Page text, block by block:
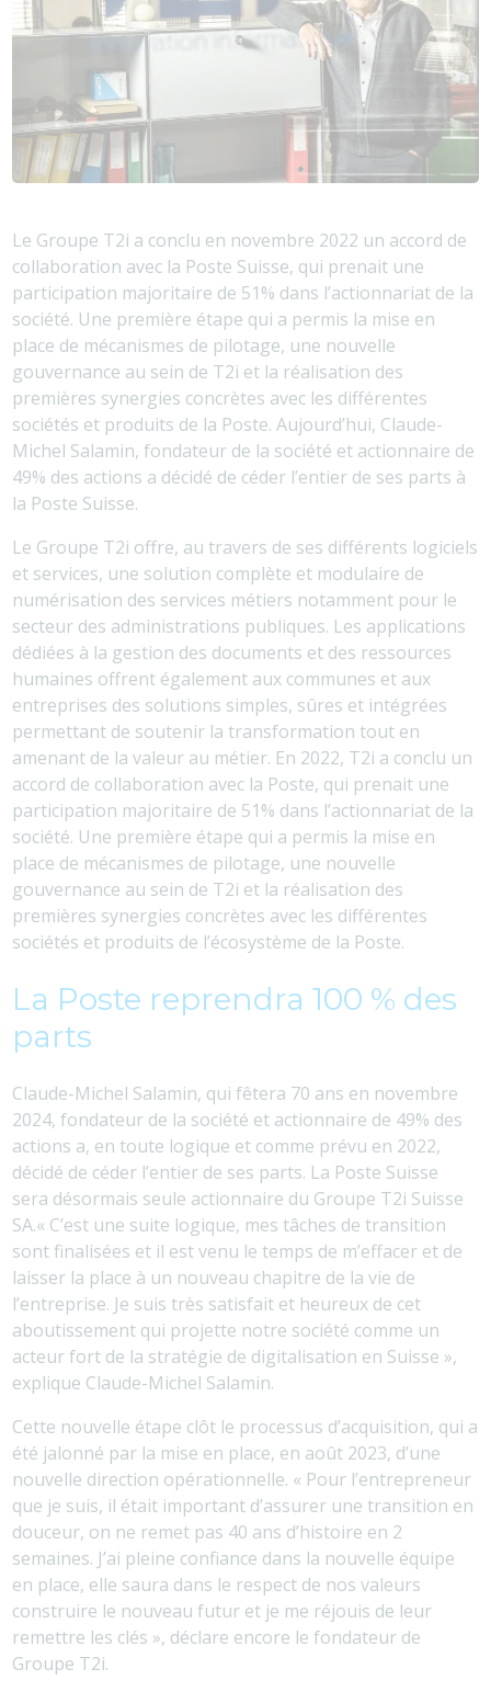
Le Groupe T2i a conclu en novembre 2022 un accord de
collaboration avec la Poste Suisse, qui prenait une
participation majoritaire de 51% dans l’actionnariat de la
société. Une première étape qui a permis la mise en
place de mécanismes de pilotage, une nouvelle
gouvernance au sein de T2i et la réalisation des
premières synergies concrètes avec les différentes
sociétés et produits de la Poste. Aujourd’hui, Claude-
Michel Salamin, fondateur de la société et actionnaire de
49% des actions a décidé de céder l’entier de ses parts à
la Poste Suisse.
Le Groupe T2i offre, au travers de ses différents logiciels
et services, une solution complète et modulaire de
numérisation des services métiers notamment pour le
secteur des administrations publiques. Les applications
dédiées à la gestion des documents et des ressources
humaines offrent également aux communes et aux
entreprises des solutions simples, sûres et intégrées
permettant de soutenir la transformation tout en
amenant de la valeur au métier. En 2022, T2i a conclu un
accord de collaboration avec la Poste, qui prenait une
participation majoritaire de 51% dans l’actionnariat de la
société. Une première étape qui a permis la mise en
place de mécanismes de pilotage, une nouvelle
gouvernance au sein de T2i et la réalisation des
premières synergies concrètes avec les différentes
sociétés et produits de l’écosystème de la Poste.
La Poste reprendra 100 % des
parts
Claude-Michel Salamin, qui fêtera 70 ans en novembre
2024, fondateur de la société et actionnaire de 49% des
actions a, en toute logique et comme prévu en 2022,
décidé de céder l’entier de ses parts. La Poste Suisse
sera désormais seule actionnaire du Groupe T2i Suisse
SA.« C’est une suite logique, mes tâches de transition
sont finalisées et il est venu le temps de m’effacer et de
laisser la place à un nouveau chapitre de la vie de
l’entreprise. Je suis très satisfait et heureux de cet
aboutissement qui projette notre société comme un
acteur fort de la stratégie de digitalisation en Suisse »,
explique Claude-Michel Salamin.
Cette nouvelle étape clôt le processus d’acquisition, qui a
été jalonné par la mise en place, en août 2023, d’une
nouvelle direction opérationnelle. « Pour l’entrepreneur
que je suis, il était important d’assurer une transition en
douceur, on ne remet pas 40 ans d’histoire en 2
semaines. J’ai pleine confiance dans la nouvelle équipe
en place, elle saura dans le respect de nos valeurs
construire le nouveau futur et je me réjouis de leur
remettre les clés », déclare encore le fondateur de
Groupe T2i.